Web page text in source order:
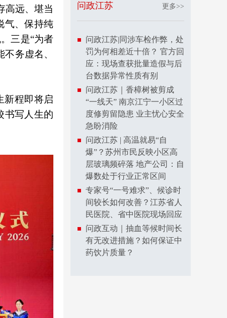
高远、堪当
气、保持纯
三是“为者
务虚名、
新程即将启
书写人生的
问政江苏 更多>>
问政江苏|同涉车检作弊，处
罚为何相差近十倍？ 官方回
应：现场查获批量造假与后
台数据异常性质有别
问政江苏｜香樟树被剪成
“一线天” 南京江宁一小区过
度修剪留隐患 业主忧心安全
急盼消险
问政江苏 | 高温就易“自
爆”？苏州市民反映小区高
层玻璃频碎落 地产公司：自
爆数处于行业正常区间
专家号“一号难求”、候诊时
间较长如何改善？江苏省人
民医院、省中医院现场回应
问政互动｜抽血等候时间长
有无改进措施？如何保证中
药饮片质量？